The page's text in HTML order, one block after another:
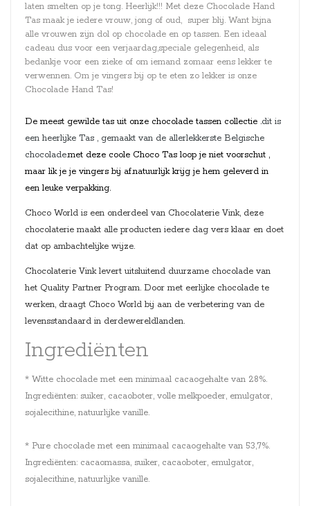
laten smelten op je tong. Heerlijk!!! Met deze Chocolade Hand
Tas maak je iedere vrouw, jong of oud, super blij. Want bijna
alle vrouwen zijn dol op chocolade en op tassen. Een ideaal
cadeau dus voor een verjaardag,speciale gelegenheid, als
bedankje voor een zieke of om iemand zomaar eens lekker te
verwennen. Om je vingers bij op te eten zo lekker is onze
Chocolade Hand Tas!
De meest gewilde tas uit onze chocolade tassen collectie .dit is
een heerlijke Tas , gemaakt van de allerlekkerste Belgische
chocolade.met deze coole Choco Tas loop je niet voorschut ,
maar lik je je vingers bij af.natuurlijk krijg je hem geleverd in
een leuke verpakking.
Choco World is een onderdeel van Chocolaterie Vink, deze
chocolaterie maakt alle producten iedere dag vers klaar en doet
dat op ambachtelijke wijze.
Chocolaterie Vink levert uitsluitend duurzame chocolade van
het Quality Partner Program. Door met eerlijke chocolade te
werken, draagt Choco World bij aan de verbetering van de
levensstandaard in derdewereldlanden.
Ingrediënten
* Witte chocolade met een minimaal cacaogehalte van 28%.
Ingrediënten: suiker, cacaoboter, volle melkpoeder, emulgator,
sojalecithine, natuurlijke vanille.
* Pure chocolade met een minimaal cacaogehalte van 53,7%.
Ingrediënten: cacaomassa, suiker, cacaoboter, emulgator,
sojalecithine, natuurlijke vanille.